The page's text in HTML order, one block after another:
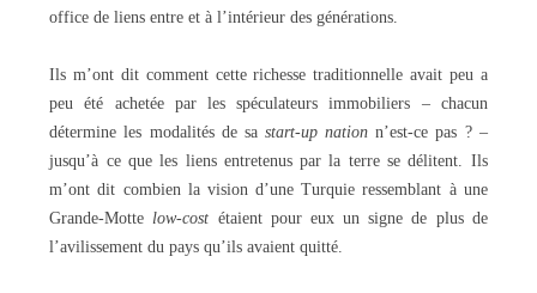
office de liens entre et à l’intérieur des générations.
Ils m’ont dit comment cette richesse traditionnelle avait peu a
peu été achetée par les spéculateurs immobiliers – chacun
détermine les modalités de sa start-up nation n’est-ce pas ? –
jusqu’à ce que les liens entretenus par la terre se délitent. Ils
m’ont dit combien la vision d’une Turquie ressemblant à une
Grande-Mottelow-cost étaient pour eux un signe de plus de
l’avilissement du pays qu’ils avaient quitté.